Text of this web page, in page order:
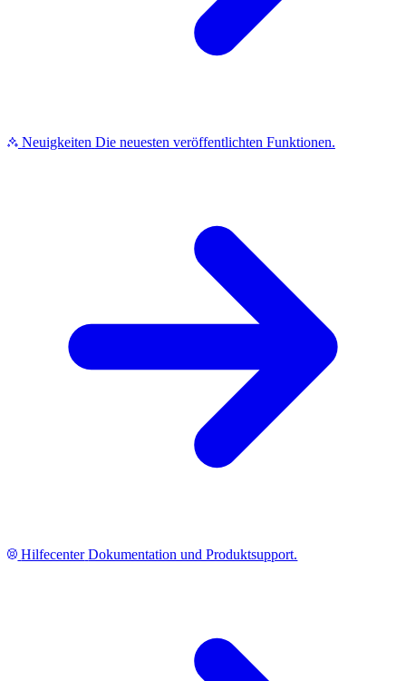
Neuigkeiten Die neuesten veröffentlichten Funktionen.
Hilfecenter Dokumentation und Produktsupport.